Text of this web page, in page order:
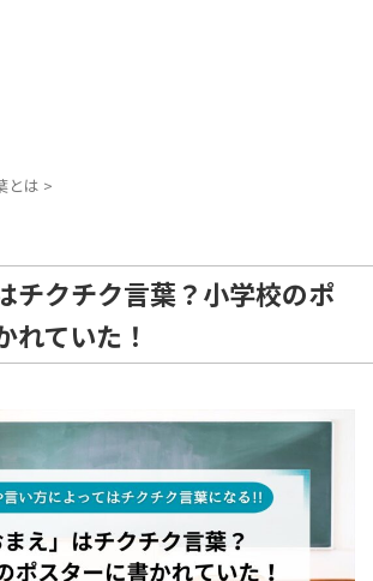
とは >
チクチク言葉？小学校のポ
れていた！